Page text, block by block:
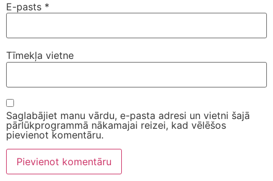
E-pasts *
Tīmekļa vietne
Saglabājiet manu vārdu, e-pasta adresi un vietni šajā
pārlūkprogrammā nākamajai reizei, kad vēlēšos
pievienot komentāru.